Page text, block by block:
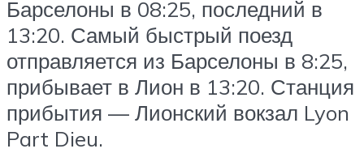
Барселоны в 08:25, последний в
13:20. Самый быстрый поезд
отправляется из Барселоны в 8:25,
прибывает в Лион в 13:20. Станция
прибытия — Лионский вокзал Lyon
Part Dieu.